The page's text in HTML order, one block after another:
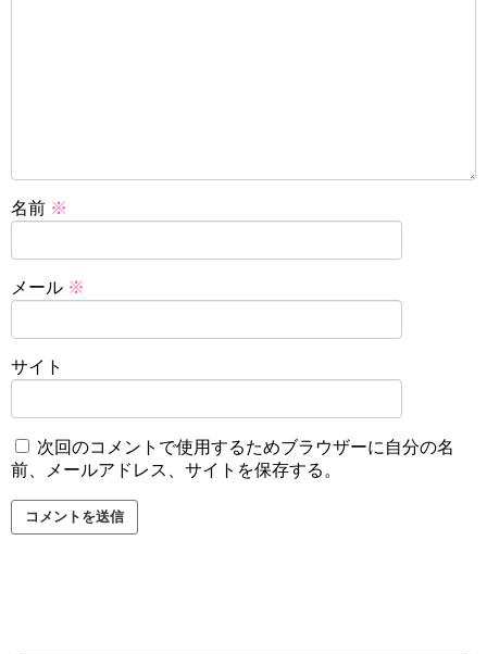
名前 ※
メール ※
サイト
次回のコメントで使用するためブラウザーに自分の名
前、メールアドレス、サイトを保存する。